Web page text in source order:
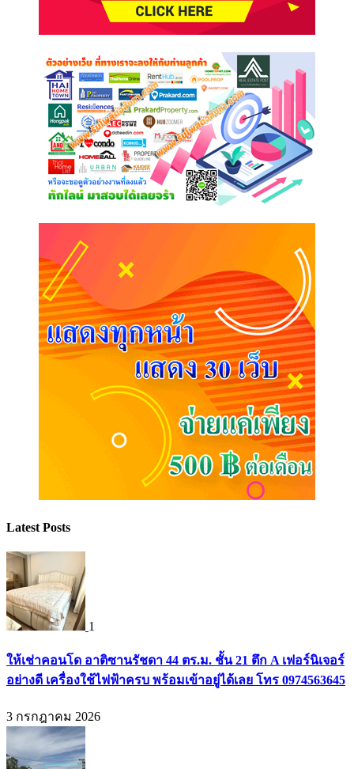
Latest Posts
1
ให้เช่าคอนโด อาติซานรัชดา 44 ตร.ม. ชั้น 21 ตึก A เฟอร์นิเจอร์
อย่างดี เครื่องใช้ไฟฟ้าครบ พร้อมเข้าอยู่ได้เลย โทร 0974563645
3 กรกฎาคม 2026